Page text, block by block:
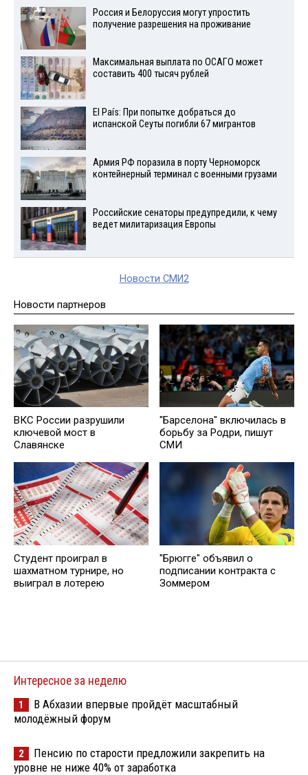
Россия и Белоруссия могут упростить
получение разрешения на проживание
Максимальная выплата по ОСАГО может
составить 400 тысяч рублей
El País: При попытке добраться до
испанской Сеуты погибли 67 мигрантов
Армия РФ поразила в порту Черноморск
контейнерный терминал с военными грузами
Российские сенаторы предупредили, к чему
ведет милитаризация Европы
Новости СМИ2
Новости партнеров
ВКС России разрушили
ключевой мост в
Славянске
"Барселона" включилась в
борьбу за Родри, пишут
СМИ
Студент проиграл в
шахматном турнире, но
выиграл в лотерею
"Брюгге" объявил о
подписании контракта с
Зоммером
Интересное за неделю
1
В Абхазии впервые пройдёт масштабный
молодёжный форум
2
Пенсию по старости предложили закрепить на
уровне не ниже 40% от заработка